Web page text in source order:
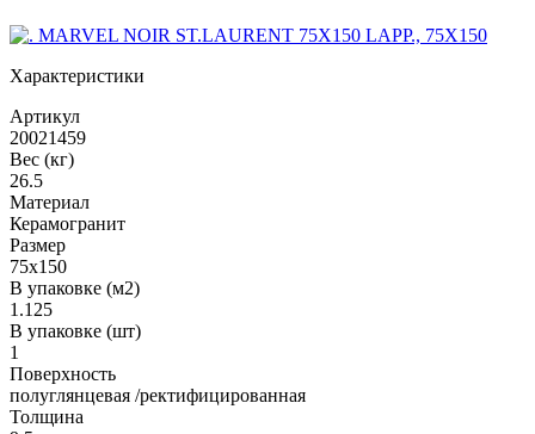
Характеристики
Артикул
20021459
Вес (кг)
26.5
Материал
Керамогранит
Размер
75x150
В упаковке (м2)
1.125
В упаковке (шт)
1
Поверхность
полуглянцевая /ректифицированная
Толщина